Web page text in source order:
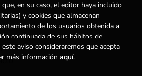
en su caso, el editor haya incluido
y cookies que almacenan
de los usuarios obtenida a
continuada de sus hábitos de
este aviso consideraremos que acepta
más información aquí.